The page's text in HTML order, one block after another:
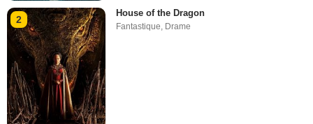
2
House of the Dragon
Fantastique Drame